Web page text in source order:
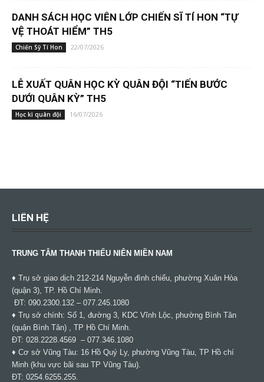
DANH SÁCH HỌC VIÊN LỚP CHIẾN SĨ TÍ HON “TỰ
VỆ THOÁT HIỂM” TH5
Chiến Sỹ Tí Hon 22/07/2026
LỄ XUẤT QUÂN HỌC KỲ QUÂN ĐỘI “TIẾN BƯỚC
DƯỚI QUÂN KỲ” TH5
Học kì quân đội 16/07/2026
LIÊN HỆ
TRUNG TÂM THANH THIẾU NIÊN MIỀN NAM
♦ Trụ sở giao dịch 212-214 Nguyễn đình chiểu, phường Xuân Hòa
(quận 3), TP. Hồ Chí Minh.
ĐT: 090.2300.132 – 077.245.1080
♦ Trụ sở chính: Số 1, đường 3, KDC Vĩnh Lộc, phường Bình Tân
(quận Bình Tân) , TP Hồ Chí Minh.
ĐT: 028.2228.4569 – 077.346.1080
♦ Cơ sở Vũng Tàu: 16 Hồ Quý Ly, phường Vũng Tàu, TP Hồ chí
Minh (khu vực bãi sau TP Vũng Tàu).
ĐT: 0254.6255.255.